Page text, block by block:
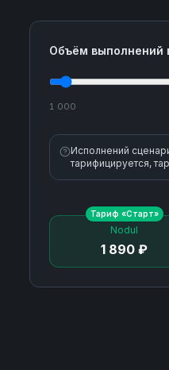
Объём выполнений
1 000
Исполнений
тарифицируется,
Nodul
1 890 ₽
Тариф «Старт»